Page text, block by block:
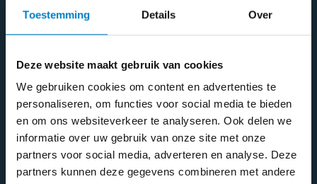
Toestemming Details Over
Deze website maakt gebruik van cookies
We gebruiken cookies om content en advertenties te
personaliseren, om functies voor social media te bieden
en om ons websiteverkeer te analyseren. Ook delen we
informatie over uw gebruik van onze site met onze
partners voor social media, adverteren en analyse. Deze
partners kunnen deze gegevens combineren met andere
Echte ervaringen